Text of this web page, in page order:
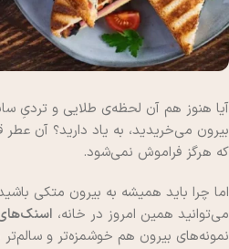
آیا هنوز هم آن لحظه‌ی طلایی و تردیِ
بیرون می‌خریدید، به یاد دارید؟ آن عطر
که هرگز فراموش نمی‌شود.
اما چرا باید همیشه به بیرون متکی
می‌توانید همین امروز در خانه،
نمونه‌های بیرون هم خوشمزه‌تر و سالم‌تر